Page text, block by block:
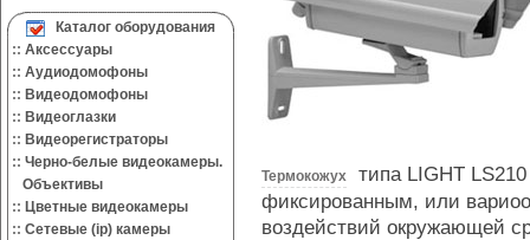
Каталог оборудования
:: Аксессуары
:: Аудиодомофоны
:: Видеодомофоны
:: Видеоглазки
:: Видеорегистраторы
:: Черно-белые видеокамеры.
Объективы
:: Цветные видеокамеры
:: Сетевые (ip) камеры
Термокожух
типа LIGHT
фиксированным, или
воздействий окружающей